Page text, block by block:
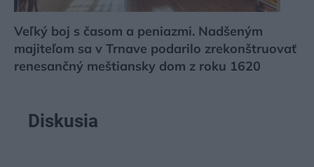
Veľký boj s časom a peniazmi. Nadšeným
majiteľom sa v Trnave podarilo zrekonštruovať
renesančný meštiansky dom z roku 1620
Diskusia